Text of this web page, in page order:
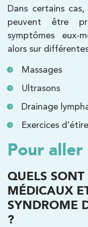
Dans certains
peuvent être
symptômes eux-
alors sur
Massages
Ultrasons
Drainage
Exercices
Pour
QUELS
MÉDICAUX
SYNDROME
?
1 Rue
01 43 50
IK Antony
28 Rue
Kinésithérapie